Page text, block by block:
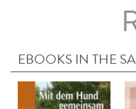
EBOOKS IN THE